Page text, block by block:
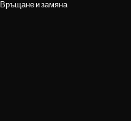
Връщане и замяна